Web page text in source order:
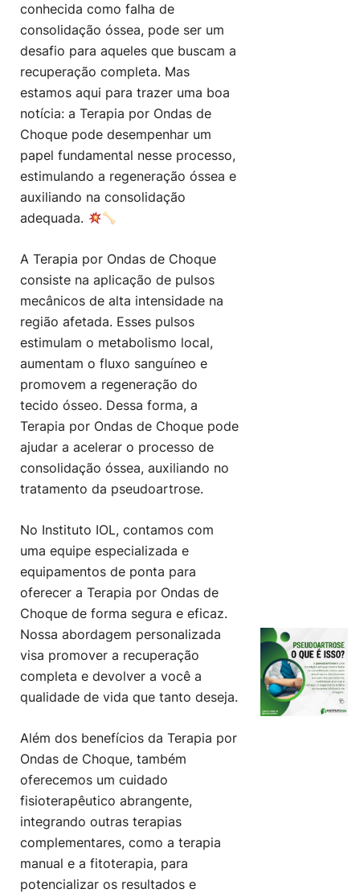
conhecida como falha de
consolidação óssea, pode ser um
desafio para aqueles que buscam a
recuperação completa. Mas
estamos aqui para trazer uma boa
notícia: a Terapia por Ondas de
Choque pode desempenhar um
papel fundamental nesse processo,
estimulando a regeneração óssea e
auxiliando na consolidação
adequada.
A Terapia por Ondas de Choque
consiste na aplicação de pulsos
mecânicos de alta intensidade na
região afetada. Esses pulsos
estimulam o metabolismo local,
aumentam o fluxo sanguíneo e
promovem a regeneração do
tecido ósseo. Dessa forma, a
Terapia por Ondas de Choque pode
ajudar a acelerar o processo de
consolidação óssea, auxiliando no
tratamento da pseudoartrose.
No Instituto IOL, contamos com
uma equipe especializada e
equipamentos de ponta para
oferecer a Terapia por Ondas de
Choque de forma segura e eficaz.
Nossa abordagem personalizada
visa promover a recuperação
completa e devolver a você a
qualidade de vida que tanto deseja.
Além dos benefícios da Terapia por
Ondas de Choque, também
oferecemos um cuidado
fisioterapêutico abrangente,
integrando outras terapias
complementares, como a terapia
manual e a fitoterapia, para
potencializar os resultados e